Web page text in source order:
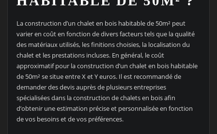
La construction d’un chalet en bois habitable de 50m² peut
varier en coût en fonction de divers facteurs tels que la qualité
des matériaux utilisés, les finitions choisies, la localisation du
chalet et les prestations incluses. En général, le coût
approximatif pour la construction d’un chalet en bois habitable
de 50m² se situe entre X et Y euros. Il est recommandé de
demander des devis auprès de plusieurs entreprises
spécialisées dans la construction de chalets en bois afin
d’obtenir une estimation précise et personnalisée en fonction
de vos besoins et de vos préférences.